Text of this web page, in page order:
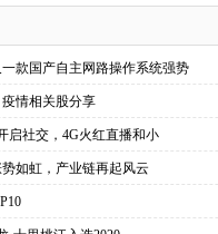
款国产自主网路操作系统强势
情相关股分享
启社交，4G火红直播和小
如虹，产业链再起风云